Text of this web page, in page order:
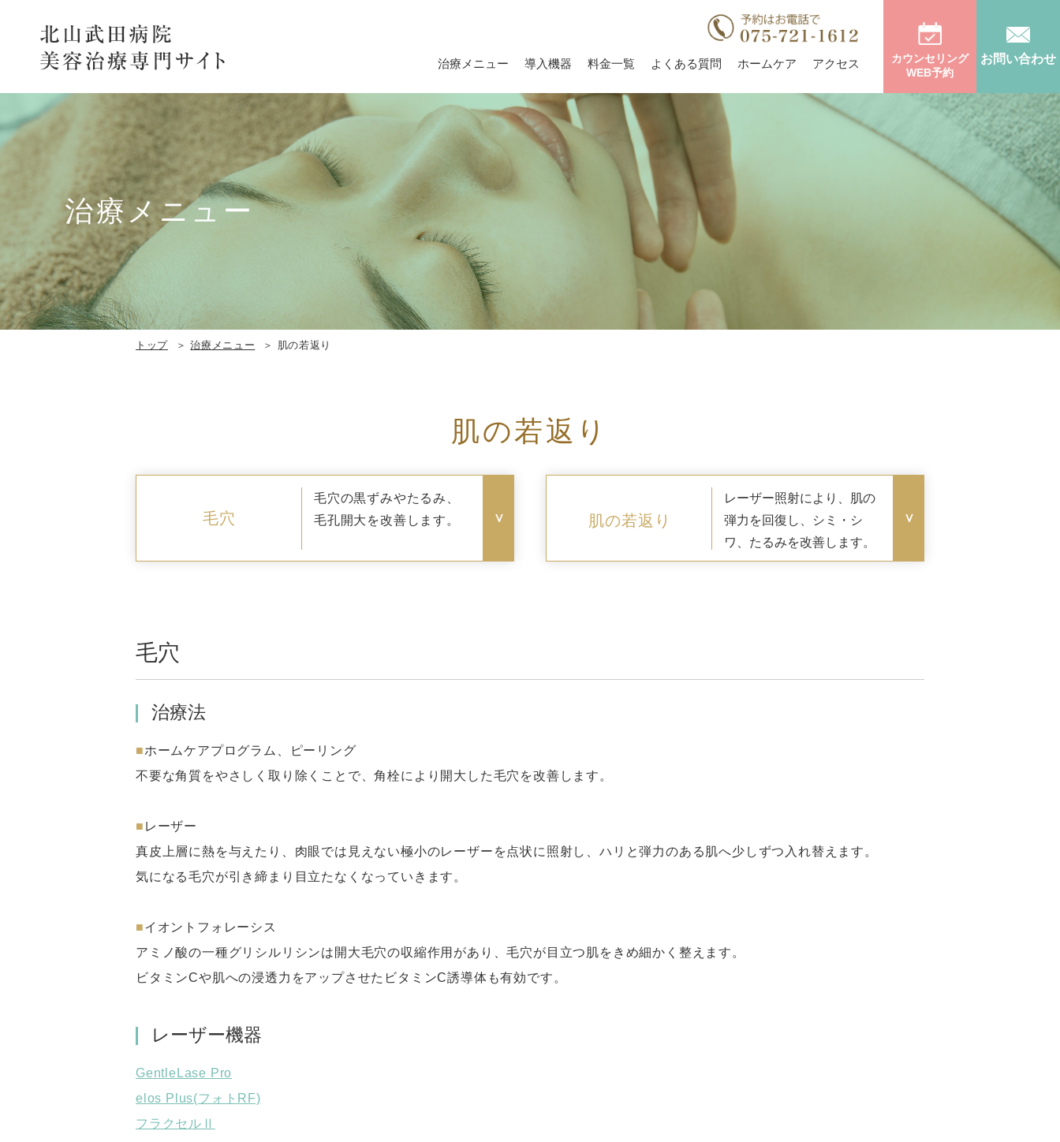
北
山
武
病
院
イ
ト
治療メニュー 導入機器 料金一覧 よくある質問 ホームケア アクセス
カウンセリング
WEB予約
お問い合わせ
治療メニュー
トップ 治療メニュー 肌の若返り
肌の若返り
毛穴
毛穴の黒ずみやたるみ、
毛孔開大を改善します。
肌の若返り
レーザー照射により、肌の
弾力を回復し、シミ・シ
ワ、たるみを改善します。
毛穴
治療法
■ホームケアプログラム、ピーリング
不要な角質をやさしく取り除くことで、角栓により開大した毛穴を改善します。
■ レーザー
真皮上層に熱を与えたり、肉眼では見えない極小のレーザーを点状に照射し、ハリと弾力のある肌へ少しずつ入れ替えます。
気になる毛穴が引き締まり目立たなくなっていきます。
■イオントフォレーシス
アミノ酸の一種グリシルリシンは開大毛穴の収縮作用があり、毛穴が目立つ肌をきめ細かく整えます。
ビタミンCや肌への浸透力をアップさせたビタミンC誘導体も有効です。
レーザー機器
GentleLase Pro
elos Plus(フォトRF)
フラクセルⅡ